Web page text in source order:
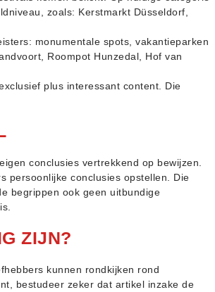
zoals: Kerstmarkt Düsseldorf,
monumentale spots, vakantieparken
Roompot Hunzedal, Hof van
plus interessant content. Die
conclusies vertrekkend op bewijzen.
persoonlijke conclusies opstellen. Die
begrippen ook geen uitbundige
ZIJN?
kunnen rondkijken rond
bestudeer zeker dat artikel inzake de